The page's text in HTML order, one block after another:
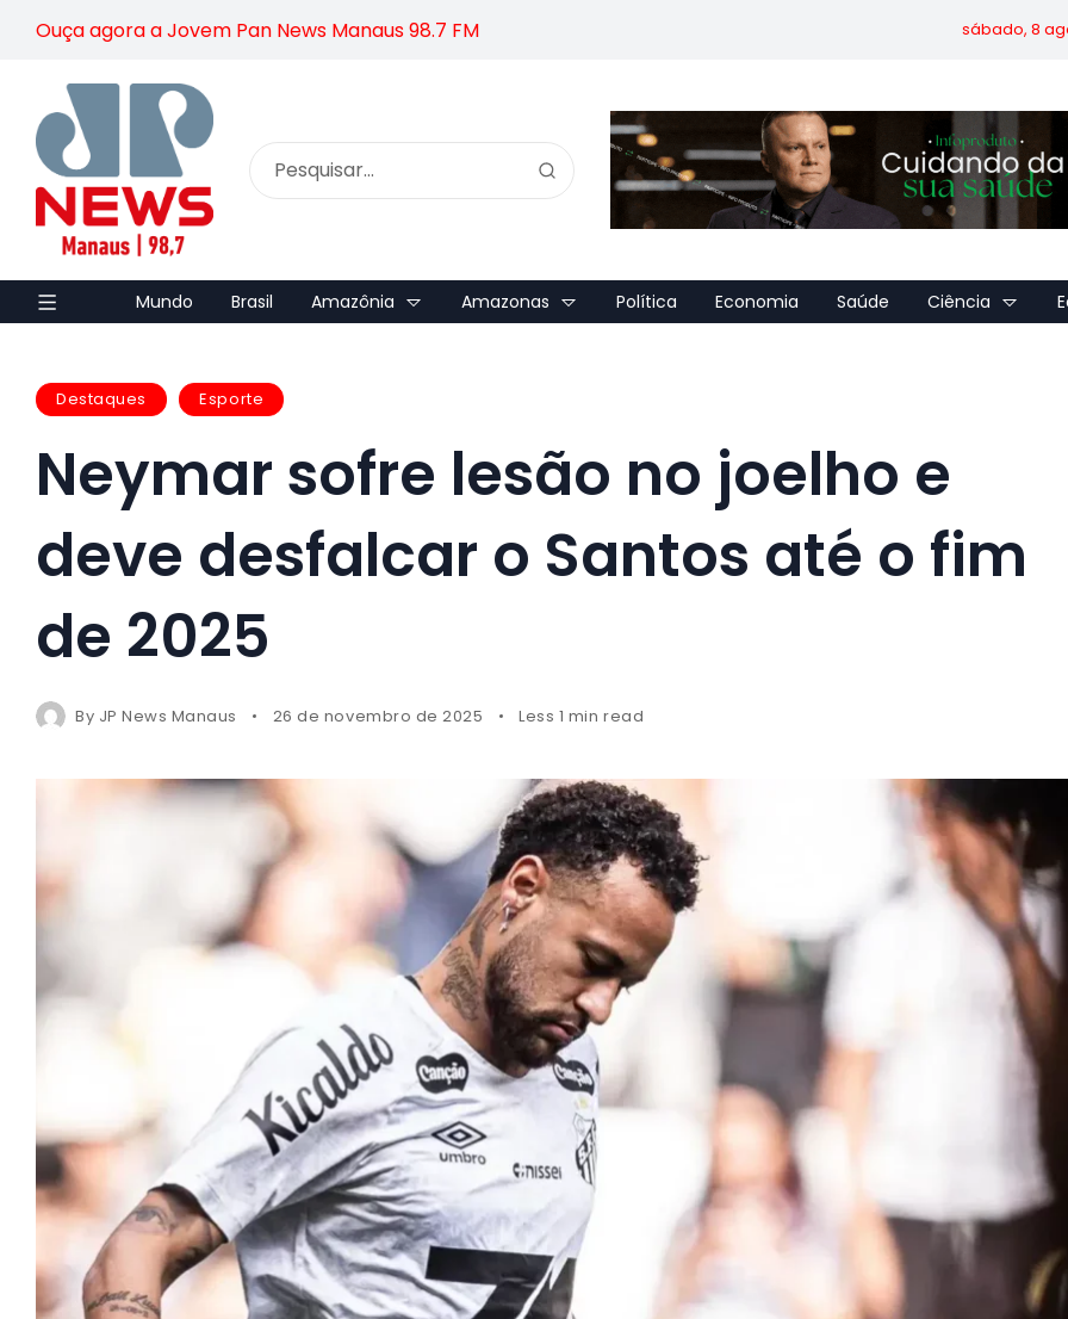
Ouça agora a Jovem Pan News Manaus 98.7 FM sábado, 8
Mundo Brasil Amazônia Amazonas Política Economia Saúde Ciência
Destaques Esporte
Neymar sofre lesão no joelho e
deve desfalcar o Santos até o fim
de 2025
By JP News Manaus 26 de novembro de 2025 Less 1 min read